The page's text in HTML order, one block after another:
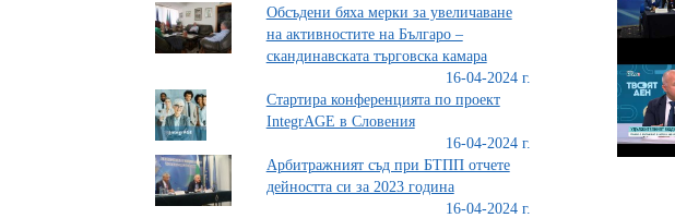
Обсъдени бяха мерки за увеличаване
на активностите на Българо –
скандинавската търговска камара
16-04-2024 г.
Стартира конференцията по проект
IntegrAGE в Словения
16-04-2024 г.
Арбитражният съд при БТПП отчете
дейността си за 2023 година
16-04-2024 г.